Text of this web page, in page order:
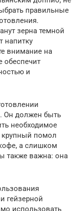
правильные
зерна темной
напитку
внимание на
обеспечит
и
Он должен быть
необходимое
крупный помол
а слишком
также важна: она
гейзерной
использовать